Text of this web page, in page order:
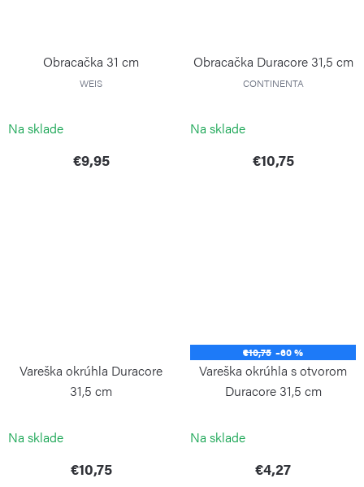
Obracačka 31 cm
WEIS
Na sklade
€9,95
Obracačka Duracore 31,5 cm
CONTINENTA
Na sklade
€10,75
Vareška okrúhla Duracore
31,5 cm
Na sklade
€10,75
€10,75 –60 %
Vareška okrúhla s otvorom
Duracore 31,5 cm
Na sklade
€4,27